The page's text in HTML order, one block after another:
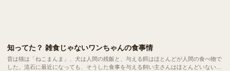
知ってた？ 雑食じゃないワンちゃんの食事情
昔は猫は「ねこまんま」、犬は人間の残飯と、与える餌はほとんどが人間の食べ物で
した。流石に最近になっても、そうした食事を与える飼い主さんはほとんどいないで